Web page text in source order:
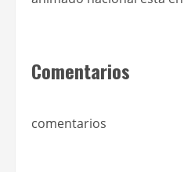
Comentarios
comentarios